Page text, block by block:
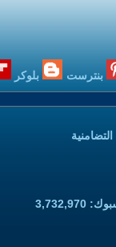
بنترست بلوكر